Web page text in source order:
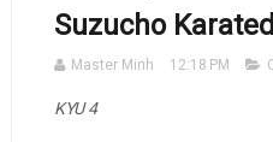
Suzucho
Master Minh 12:18 PM
KYU 4